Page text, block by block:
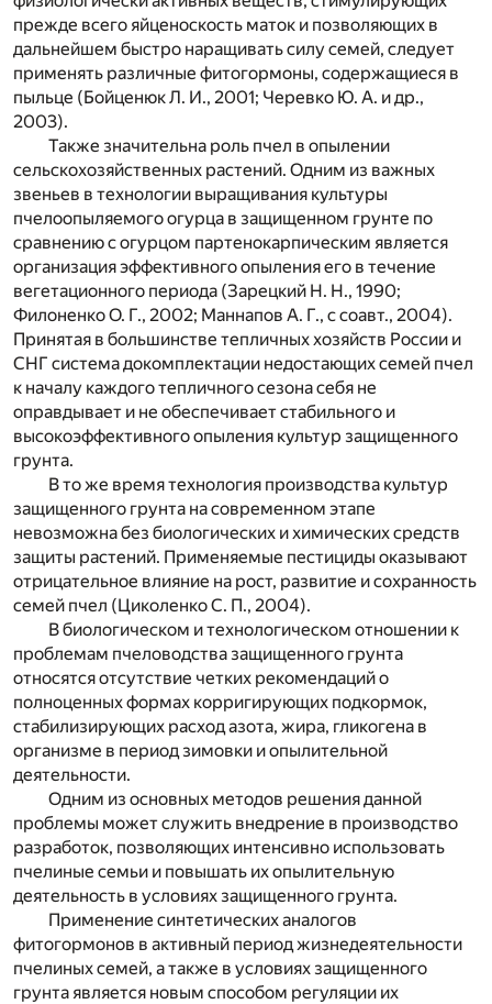
прежде всего яйценоскость маток и позволяющих в
дальнейшем быстро наращивать силу семей, следует
применять различные фитогормоны, содержащиеся в
пыльце (Бойценюк Л. И., 2001; Черевко Ю. А. и др.,
2003).
Также значительна роль пчел в опылении
сельскохозяйственных растений. Одним из важных
звеньев в технологии выращивания культуры
пчелоопыляемого огурца в защищенном грунте по
сравнению с огурцом партенокарпическим является
организация эффективного опыления его в течение
вегетационного периода (Зарецкий Н. Н., 1990;
Филоненко О. Г., 2002; Маннапов А. Г., с соавт., 2004).
Принятая в большинстве тепличных хозяйств России и
СНГ система докомплектации недостающих семей пчел
к началу каждого тепличного сезона себя не
оправдывает и не обеспечивает стабильного и
высокоэффективного опыления культур защищенного
грунта.
В то же время технология производства культур
защищенного грунта на современном этапе
невозможна без биологических и химических средств
защиты растений. Применяемые пестициды оказывают
отрицательное влияние на рост, развитие и сохранность
семей пчел (Циколенко С. П., 2004).
В биологическом и технологическом отношении к
проблемам пчеловодства защищенного грунта
относятся отсутствие четких рекомендаций о
полноценных формах корригирующих подкормок,
стабилизирующих расход азота, жира, гликогена в
организме в период зимовки и опылительной
деятельности.
Одним из основных методов решения данной
проблемы может служить внедрение в производство
разработок, позволяющих интенсивно использовать
пчелиные семьи и повышать их опылительную
деятельность в условиях защищенного грунта.
Применение синтетических аналогов
фитогормонов в активный период жизнедеятельности
пчелиных семей, а также в условиях защищенного
грунта является новым способом регуляции их